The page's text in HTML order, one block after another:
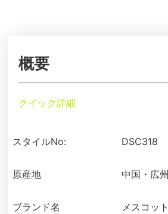
概要
クイック詳細
スタイルNo: DSC318
原産地 中国・広州
ブランド名 メスコット